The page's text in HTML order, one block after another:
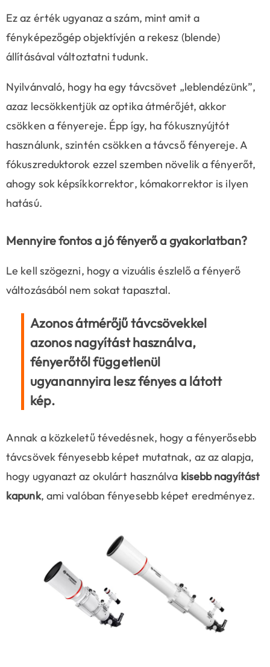
Ez az érték ugyanaz a szám, mint amit a
fényképezőgép objektívjén a rekesz (blende)
állításával változtatni tudunk.
Nyilvánvaló, hogy ha egy távcsövet „leblendézünk”,
azaz lecsökkentjük az optika átmérőjét, akkor
csökken a fényereje. Épp így, ha fókusznyújtót
használunk, szintén csökken a távcső fényereje. A
fókuszreduktorok ezzel szemben növelik a fényerőt,
ahogy sok képsíkkorrektor, kómakorrektor is ilyen
hatású.
Mennyire fontos a jó fényerő a gyakorlatban?
Le kell szögezni, hogy a vizuális észlelő a fényerő
változásából nem sokat tapasztal.
Azonos átmérőjű távcsövekkel
azonos nagyítást használva,
fényerőtől függetlenül
ugyanannyira lesz fényes a látott
kép.
Annak a közkeletű tévedésnek, hogy a fényerősebb
távcsövek fényesebb képet mutatnak, az az alapja,
hogy ugyanazt az okulárt használva kisebb nagyítást
kapunk, ami valóban fényesebb képet eredményez.